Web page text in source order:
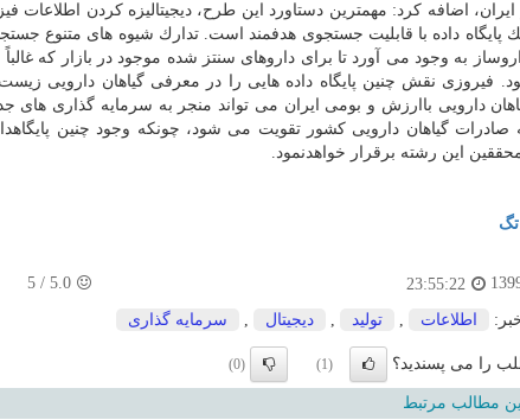
اضافه كرد: مهمترین دستاورد این طرح، دیجیتالیزه كردن اطلاعات
پایگاه داده با قابلیت جستجوی هدفمند است. تدارك شیوه های متنوع
به وجود می آورد تا برای داروهای سنتز شده موجود در بازار كه غالباً
فیروزی نقش چنین پایگاه داده هایی را در معرفی گیاهان دارویی
دارویی باارزش و بومی ایران می تواند منجر به سرمایه گذاری های
صادرات گیاهان دارویی كشور تقویت می شود، چونكه وجود چنین
این رشته برقرار خواهدنمود.
تگ
23:55:22
5.0
/
5
اطلاعات تولید دیجیتال سرمایه گذاری
را می پسندید؟ (1)
(0)
مطالب مرتبط